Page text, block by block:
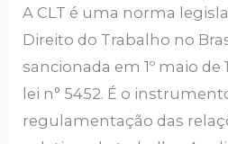
A CLT é uma norma
Direito do Trabalho no
sancionada em 1º maio de
lei n° 5452. É o
regulamentação das